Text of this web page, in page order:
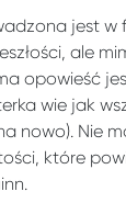
jest w
ale
opowieść
wie jak
nowo). Nie
które